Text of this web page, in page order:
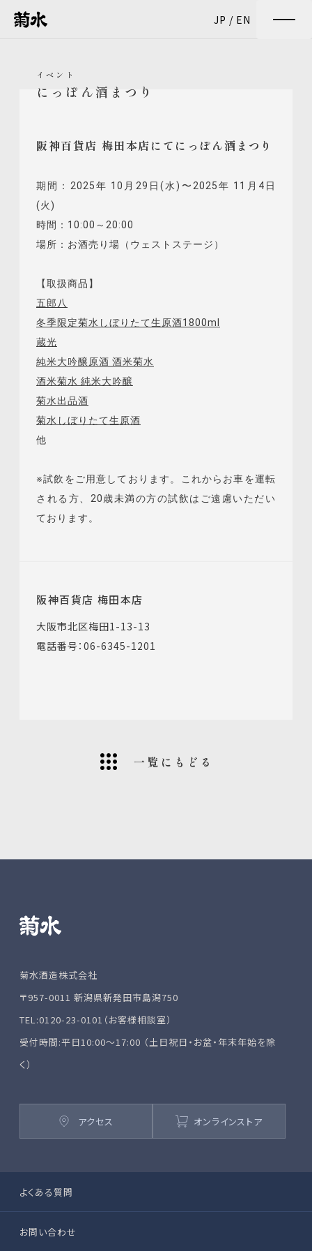
JP / EN
イベント
にっぽん酒まつり
阪神百貨店 梅田本店にてにっぽん酒まつり
期間：2025年 10月29日(水)〜2025年 11月4日
(火)
時間：10:00～20:00
場所：お酒売り場（ウェストステージ）
【取扱商品】
五郎八
冬季限定菊水しぼりたて生原酒1800ml
蔵光
純米大吟醸原酒 酒米菊水
酒米菊水 純米大吟醸
菊水出品酒
菊水しぼりたて生原酒
他
※試飲をご用意しております。これからお車を運転
される方、20歳未満の方の試飲はご遠慮いただい
ております。
阪神百貨店 梅田本店
大阪市北区梅田1-13-13
電話番号：06-6345-1201
一覧にもどる
菊水酒造株式会社
〒957-0011 新潟県新発田市島潟750
TEL:0120-23-0101（お客様相談室）
受付時間:平日10:00～17:00 （土日祝日・お盆・年末年始を除
く）
アクセス オンラインストア
よくある質問
お問い合わせ